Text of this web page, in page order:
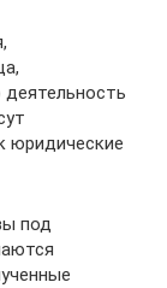
юридические
под